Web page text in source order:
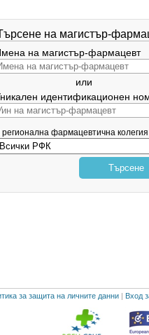
на магистър-
на магистър-фармацевт
или
идентификационен
регионална фармацевтична колегия
Търсене
за защита на личните данни | Вход